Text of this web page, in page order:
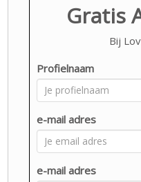
Gratis
Bij
Profielnaam
e-mail adres
e-mail adres